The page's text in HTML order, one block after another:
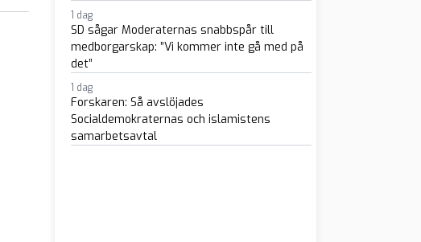
1 dag
SD sågar Moderaternas snabbspår till
medborgarskap: ”Vi kommer inte gå med på
det”
1 dag
Forskaren: Så avslöjades
Socialdemokraternas och islamistens
samarbetsavtal